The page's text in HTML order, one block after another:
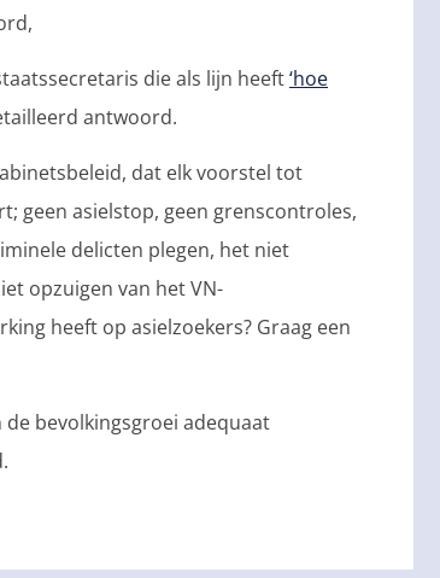
die als lijn heeft‘hoe
antwoord.
dat elk voorstel tot
geen asielstop, geen grenscontroles,
delicten plegen, het niet
opzuigen van het VN-
heeft op asielzoekers? Graag een
bevolkingsgroei adequaat